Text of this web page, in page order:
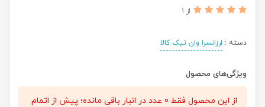
از 1
دسته : ارزانسرا وان تیک کالا
ویژگی‌های محصول
از این محصول فقط 0 عدد در انبار باقی مانده؛ پیش از اتمام